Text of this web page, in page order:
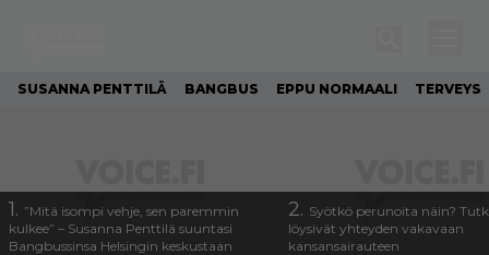
SUSANNA PENTTILÄ BANGBUS EPPU NORMAALI TERVEYS
1. ”Mitä isompi vehje, sen paremmin
kulkee” – Susanna Penttilä suuntasi
Bangbussinsa Helsingin keskustaan
2. Syötkö perunoita näin?
löysivät yhteyden vakavaan
kansansairauteen